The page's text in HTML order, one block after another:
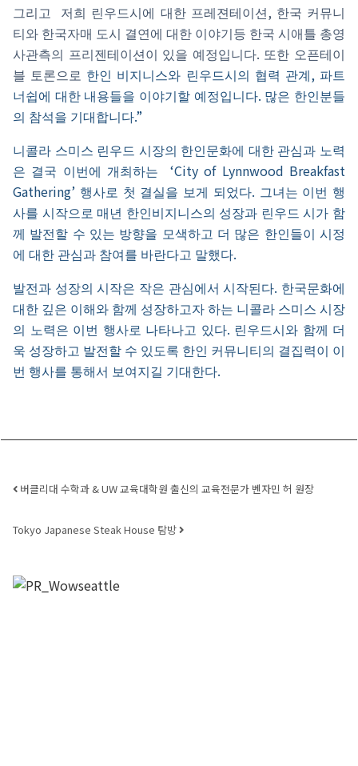
그리고
저희 린우드시에 대한 프레젼테이션 , 한국 커뮤니
티와 한국자매 도시 결연에 대한 이야기등 한국 시애틀 총영
사관측의
프리젠테이션이 있을 예정입니다. 또한 오픈테이
블 토론으로 한인 비지니스와 린우드시의 협력 관계 , 파트
너쉽에 대한 내용들을 이야기할 예정입니다. 많은 한인분들
의 참석을 기대합니다.”
니콜라 스미스 린우드 시장의 한인문화에 대한 관심과 노력
은 결국 이번에 개최하는
‘City of Lynnwood Breakfast
Gathering’ 행사로 첫 결실을 보게 되었다. 그녀는 이번 행
사를 시작으로 매년 한인비지니스의 성장과 린우드 시가 함
께
발전할 수 있는 방향을 모색하고 더 많은 한인들이
시정
에 대한 관심과 참여를 바란다고 말했다.
발전과 성장의 시작은 작은 관심에서 시작된다. 한국문화에
대한 깊은 이해와 함께 성장하고자 하는 니콜라 스미스 시장
의
노력은 이번 행사로 나타나고 있다. 린우드시와 함께
더
욱 성장하고 발전할 수 있도록 한인 커뮤니티의 결집력이
이
번 행사를 통해서 보여지길 기대한다.
Post navigation
버클리대 수학과 & UW 교육대학원 출신의 교육전문가 벤자민 허 원장
Tokyo Japanese Steak House 탐방